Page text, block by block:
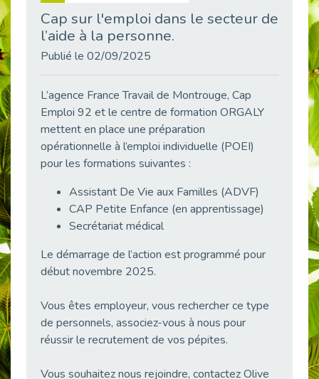
Et si le handicap ne définissait plus la carrière ?
« Confiance en soi et acceptation du handicap » : un levier puissant vers l’emploi
Publié le 22/05/2026
Handicap et emploi : une matinée pour briser les tabous
Publié le 21/05/2026
L’alternance : un levier stratégique pour recruter et inclure durablement
Publié le 12/05/2026
38 vidéos pour comprendre et agir durablement
Publié le 04/05/2026
Cap sur l'emploi dans le secteur de
l’aide à la personne.
Publié le 02/09/2025
L’agence France Travail de Montrouge, Cap
Emploi 92 et le centre de formation ORGALY
mettent en place une préparation
opérationnelle à l’emploi individuelle (POEI)
pour les formations suivantes :
Assistant De Vie aux Familles (ADVF)
CAP Petite Enfance (en apprentissage)
Secrétariat médical
Le démarrage de l’action est programmé pour
début novembre 2025.
Vous êtes employeur, vous rechercher ce type
de personnels, associez-vous à nous pour
réussir le recrutement de vos pépites.
Vous souhaitez nous rejoindre, contactez Olive